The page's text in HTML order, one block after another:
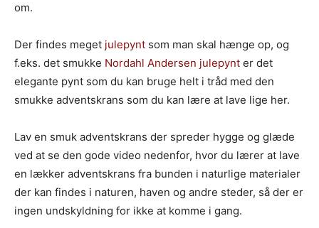
om.
Der findes meget julepynt som man skal hænge op, og
f.eks. det smukke Nordahl Andersen julepynt er det
elegante pynt som du kan bruge helt i tråd med den
smukke adventskrans som du kan lære at lave lige her.
Lav en smuk adventskrans der spreder hygge og glæde
ved at se den gode video nedenfor, hvor du lærer at lave
en lækker adventskrans fra bunden i naturlige materialer
der kan findes i naturen, haven og andre steder, så der er
ingen undskyldning for ikke at komme i gang.